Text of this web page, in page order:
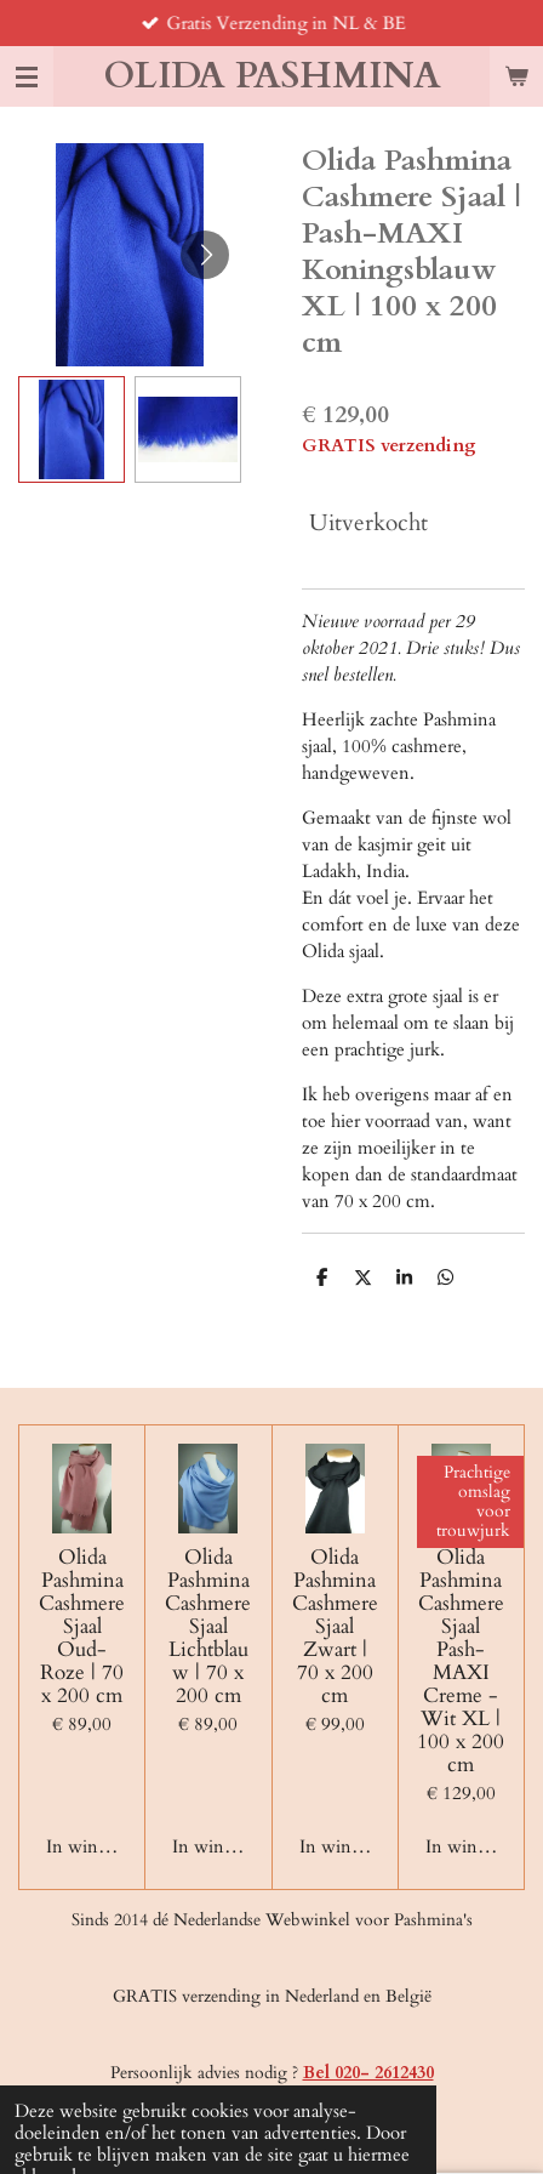
Deze website gebruikt cookies voor analyse-
doeleinden en/of het tonen van advertenties. Door
gebruik te blijven maken van de site gaat u hiermee
direct
naar
de
OLIDA PASHMINA
Gratis Verzending in NL & BE
Olida Pashmina
Cashmere Sjaal |
Pash-MAXI
Koningsblauw
XL | 100 x 200
cm
€ 129,00
GRATIS verzending
Uitverkocht
Nieuwe voorraad per 29
oktober 2021. Drie stuks! Dus
snel bestellen.
Heerlijk zachte Pashmina
sjaal, 100% cashmere,
handgeweven.
Gemaakt van de fijnste wol
van de kasjmir geit uit
Ladakh, India.
En dát voel je. Ervaar het
comfort en de luxe van deze
Olida sjaal.
Deze extra grote sjaal is er
om helemaal om te slaan bij
een prachtige jurk.
Ik heb overigens maar af en
toe hier voorraad van, want
ze zijn moeilijker in te
kopen dan de standaardmaat
van 70 x 200 cm.
D
D
S
D
Olida
Pashmina
Cashmere
Sjaal
Oud-
Roze | 70
x 200 cm
€ 89,00
In winkelwagen
Olida
Pashmina
Cashmere
Sjaal
Lichtblau
w | 70 x
200 cm
€ 89,00
In winkelwagen
Olida
Pashmina
Cashmere
Sjaal
Zwart |
70 x 200
cm
€ 99,00
In winkelwagen
Prachtige
omslag
voor
trouwjurk
Olida
Pashmina
Cashmere
Sjaal
Pash-
MAXI
Creme -
Wit XL |
100 x 200
cm
€ 129,00
In
Sinds 2014 dé Nederlandse Webwinkel voor Pashmina's
GRATIS verzending in Nederland en België
Persoonlijk advies nodig ? Bel 020- 2612430
© 2020 - 2026 Olida-Pashmina
Powered by JouwWeb